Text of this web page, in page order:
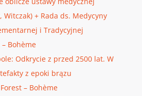
Witczak) + Rada ds. Medycyny
i Tradycyjnej
Bohème
Odkrycie z przed 2500 lat. W
z epoki brązu
– Bohème